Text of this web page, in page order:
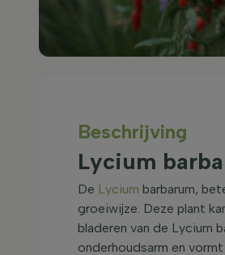
Beschrijving
Lycium
De Lycium barbarum,
groeiwijze. Deze plant
bladeren van de Lycium
onderhoudsarm en